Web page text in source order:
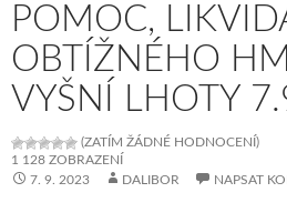
POMOC,
OBTÍŽNÉHO
VYŠNÍ LHOTY
(ZATÍM ŽÁDNÉ HODNOCENÍ)
1 128 ZOBRAZENÍ
7. 9. 2023
DALIBOR NAPSAT